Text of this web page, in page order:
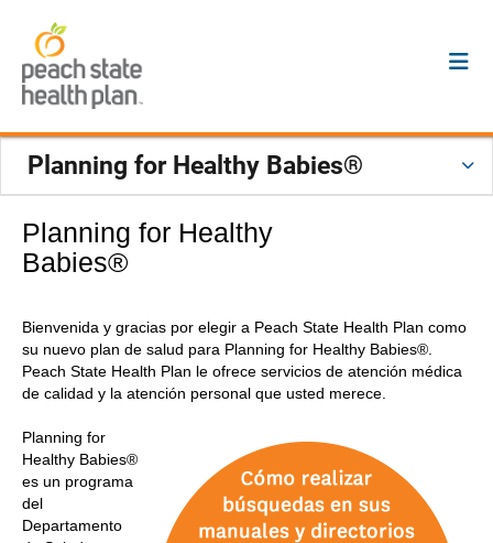
Planning for Healthy Babies®
Planning for Healthy
Babies®
Bienvenida y gracias por elegir a Peach State Health Plan como
su nuevo plan de salud para Planning for Healthy Babies®.
Peach State Health Plan le ofrece servicios de atención médica
de calidad y la atención personal que usted merece.
Planning for
Healthy Babies®
es un programa
del
Departamento